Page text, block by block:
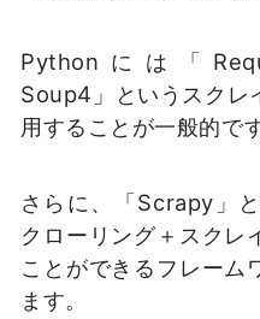
Pythonには「
Soup4」というスクレ
用することが一般的です
さらに、「Scrapy」
クローリング＋スクレ
ことができるフレーム
ます。